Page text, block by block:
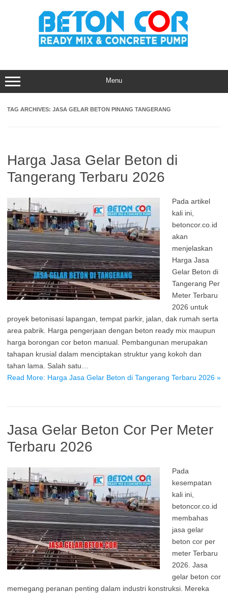
Menu
TAG ARCHIVES: JASA GELAR BETON PINANG TANGERANG
Harga Jasa Gelar Beton di
Tangerang Terbaru 2026
Pada artikel
kali ini,
betoncor.co.id
akan
menjelaskan
Harga Jasa
Gelar Beton di
Tangerang Per
Meter Terbaru
2026 untuk
proyek betonisasi lapangan, tempat parkir, jalan, dak rumah serta
area pabrik. Harga pengerjaan dengan beton ready mix maupun
harga borongan cor beton manual. Pembangunan merupakan
tahapan krusial dalam menciptakan struktur yang kokoh dan
tahan lama. Salah satu…
Read More: Harga Jasa Gelar Beton di Tangerang Terbaru 2026 »
Jasa Gelar Beton Cor Per Meter
Terbaru 2026
Pada
kesempatan
kali ini,
betoncor.co.id
membahas
jasa gelar
beton cor per
meter Terbaru
2026. Jasa
gelar beton cor
memegang peranan penting dalam industri konstruksi. Mereka